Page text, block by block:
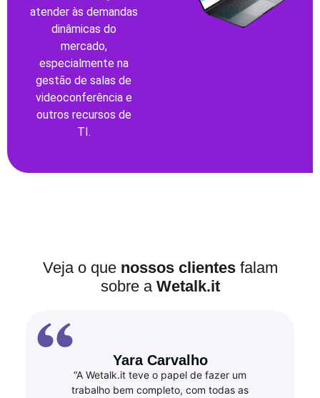
atender às demandas
dinâmicas do
mercado,
especialmente na
gestão de salas de
videoconferência e
outros recursos de
TI.
Veja o que nossos clientesfalam
sobre a Wetalk.it
Yara Carvalho
“A Wetalk.it teve o papel de fazer um
trabalho bem completo, com todas as